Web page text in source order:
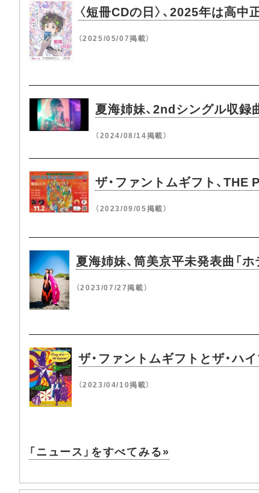
〈短冊CDの日〉、2025年は高
（2025/05/07掲載）
夏海姉妹、2ndシングル収
（2024/08/14掲載）
ザ・ファントムギフト、
（2023/09/05掲載）
夏海姉妹、筒美京平未発表曲「
（2023/07/27掲載）
ザ・ファントムギフトとザ・ハ
（2023/04/10掲載）
「ニュース」をすべてみる»